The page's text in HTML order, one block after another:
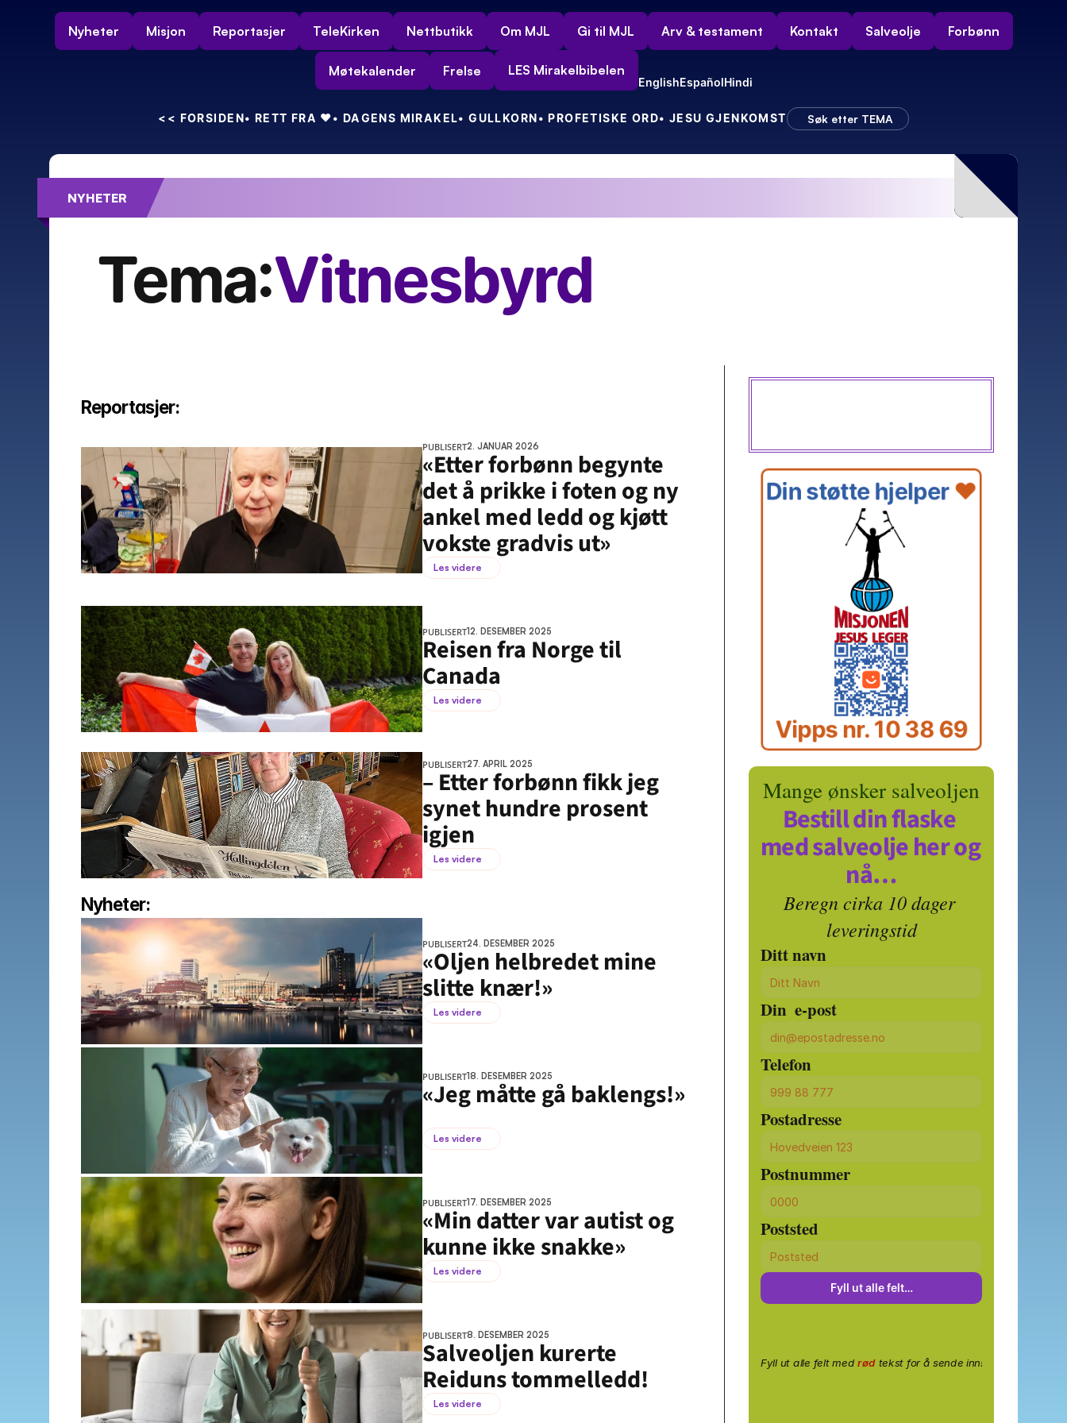
Nyheter Misjon Reportasjer TeleKirken Nettbutikk Om MJL Gi til MJL Arv & testament Kontakt Salveolje Forbønn
Møtekalender Frelse LES Mirakelbibelen
EnglishEspañolHindi
<< FORSIDEN• RETT FRA ❤️• DAGENS MIRAKEL• GULLKORN• PROFETISKE ORD• JESU GJENKOMST Søk etter TEMA
NYHETER Feiret 55-års bryllupsdag – med kraft! Da dukket elektriker Rudolf opp!
Tema:Vitnesbyrd
Reportasjer:
PUBLISERT2. JANUAR 2026
«Etter forbønn begynte
det å prikke i foten og ny
ankel med ledd og kjøtt
vokste gradvis ut»
Les videre
PUBLISERT12. DESEMBER 2025
Reisen fra Norge til
Canada
Les videre
PUBLISERT27. APRIL 2025
– Etter forbønn fikk jeg
synet hundre prosent
igjen
Les videre
Nyheter:
PUBLISERT24. DESEMBER 2025
«Oljen helbredet mine
slitte knær!»
Les videre
PUBLISERT18. DESEMBER 2025
«Jeg måtte gå baklengs!»
Les videre
PUBLISERT17. DESEMBER 2025
«Min datter var autist og
kunne ikke snakke»
Les videre
PUBLISERT8. DESEMBER 2025
Salveoljen kurerte
Reiduns tommelledd!
Les videre
Din støtte hjelper ❤️
Vipps nr. 10 38 69
Mange ønsker salveoljen
Bestill din flaske
med salveolje her og
nå…
Beregn cirka 10 dager
leveringstid
Ditt navn
Din  e-post
Telefon
Postadresse
Postnummer
Poststed
Fyll ut alle felt…
Fyll ut alle felt med rødtekst for å sende inn!